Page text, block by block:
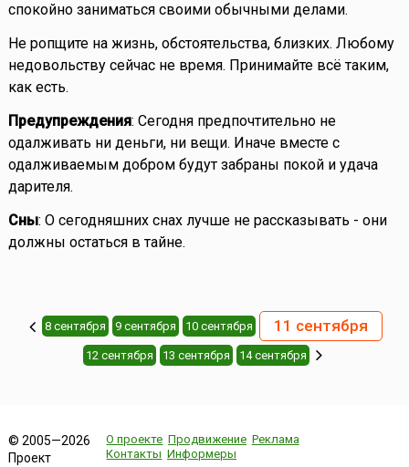
спокойно заниматься своими обычными делами.
Не ропщите на жизнь, обстоятельства, близких. Любому
недовольству сейчас не время. Принимайте всё таким,
как есть.
Предупреждения: Сегодня предпочтительно не
одалживать ни деньги, ни вещи. Иначе вместе с
одалживаемым добром будут забраны покой и удача
дарителя.
Сны: О сегодняшних снах лучше не рассказывать - они
должны остаться в тайне.
8 сентября 9 сентября 10 сентября 11 сентября
12 сентября 13 сентября 14 сентября
© 2005—2026
Проект
О проекте Продвижение Реклама
Контакты Информеры